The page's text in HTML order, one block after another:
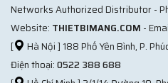
Networks Authorized Distributor -
Website: THIETBIMANG.COM -
[
Hà Nội ] 188 Phố Yên Bình, P.
Điện thoại:0522 388 688